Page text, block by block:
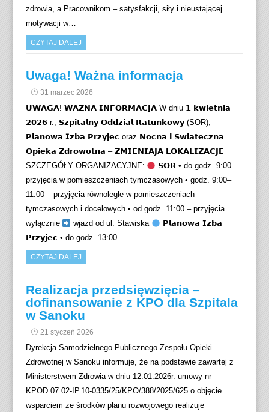
zdrowia, a Pracownikom – satysfakcji, siły i nieustającej
motywacji w…
CZYTAJ DALEJ
Uwaga! Ważna informacja
31 marzec 2026
𝗨𝗪𝗔𝗚𝗔! 𝗪𝗔𝗭𝗡𝗔 𝗜𝗡𝗙𝗢𝗥𝗠𝗔𝗖𝗝𝗔 W dniu 𝟭 𝗸𝘄𝗶𝗲𝘁𝗻𝗶𝗮
𝟮𝟬𝟮𝟲 r., 𝗦𝘇𝗽𝗶𝘁𝗮𝗹𝗻𝘆 𝗢𝗱𝗱𝘇𝗶𝗮𝗹 𝗥𝗮𝘁𝘂𝗻𝗸𝗼𝘄𝘆 (SOR),
𝗣𝗹𝗮𝗻𝗼𝘄𝗮 𝗜𝘇𝗯𝗮 𝗣𝗿𝘇𝘆𝗷𝗲𝗰 oraz 𝗡𝗼𝗰𝗻𝗮 𝗶 𝗦𝘄𝗶𝗮𝘁𝗲𝗰𝘇𝗻𝗮
𝗢𝗽𝗶𝗲𝗸𝗮 𝗭𝗱𝗿𝗼𝘄𝗼𝘁𝗻𝗮 – 𝗭𝗠𝗜𝗘𝗡𝗜𝗔𝗝𝗔 𝗟𝗢𝗞𝗔𝗟𝗜𝗭𝗔𝗖𝗝𝗘
SZCZEGÓŁY ORGANIZACYJNE:
𝗦𝗢𝗥 • do godz. 9:00 –
przyjęcia w pomieszczeniach tymczasowych • godz. 9:00–
11:00 – przyjęcia równolegle w pomieszczeniach
tymczasowych i docelowych • od godz. 11:00 – przyjęcia
wyłącznie
wjazd od ul. Stawiska
𝗣𝗹𝗮𝗻𝗼𝘄𝗮 𝗜𝘇𝗯𝗮
𝗣𝗿𝘇𝘆𝗷𝗲𝗰 • do godz. 13:00 –…
CZYTAJ DALEJ
Realizacja przedsięwzięcia –
dofinansowanie z KPO dla Szpitala
w Sanoku
21 styczeń 2026
Dyrekcja Samodzielnego Publicznego Zespołu Opieki
Zdrowotnej w Sanoku informuje, że na podstawie zawartej z
Ministerstwem Zdrowia w dniu 12.01.2026r. umowy nr
KPOD.07.02-IP.10-0335/25/KPO/388/2025/625 o objęcie
wsparciem ze środków planu rozwojowego realizuje